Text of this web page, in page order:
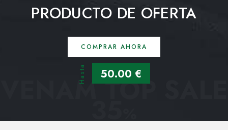
PRODUCTO DE OFERTA
COMPRAR AHORA
Hasta 50.00 €
VENAM TOP SALE
35